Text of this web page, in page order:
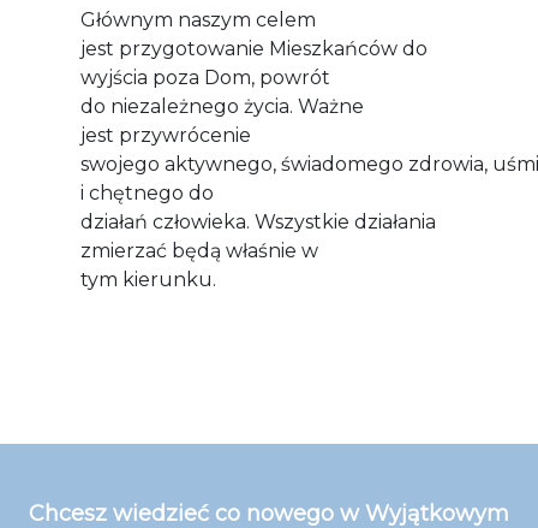
Głównym naszym celem
jest przygotowanie Mieszkańców do
wyjścia poza Dom, powrót
do niezależnego życia. Ważne
jest przywrócenie
swojego aktywnego, świadomego zdrowia,
i chętnego do
działań człowieka. Wszystkie działania
zmierzać będą właśnie w
tym kierunku.
Chcesz wiedzieć co nowego w Wyjątkowym